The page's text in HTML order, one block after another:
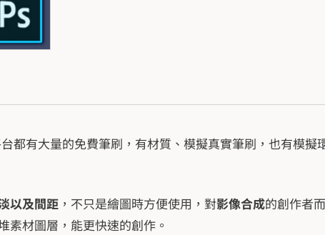
都有大量的免費筆刷，有材質、模擬真實筆刷，也有模擬
以及間距 ，不只是繪圖時方便使用，對影像合成的創作者
素材圖層，能更快速的創作。